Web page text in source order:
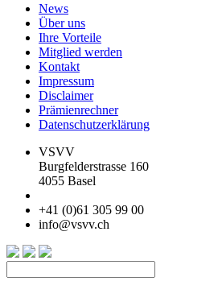
News
Über uns
Ihre Vorteile
Mitglied werden
Kontakt
Impressum
Disclaimer
Prämienrechner
Datenschutzerklärung
VSVV
Burgfelderstrasse 160
4055 Basel
+41 (0)61 305 99 00
info@vsvv.ch